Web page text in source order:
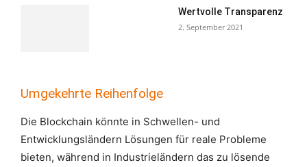
Wertvolle Transparenz
2. September 2021
Umgekehrte Reihenfolge
Die Blockchain könnte in Schwellen- und
Entwicklungsländern Lösungen für reale Probleme
bieten, während in Industrieländern das zu lösende